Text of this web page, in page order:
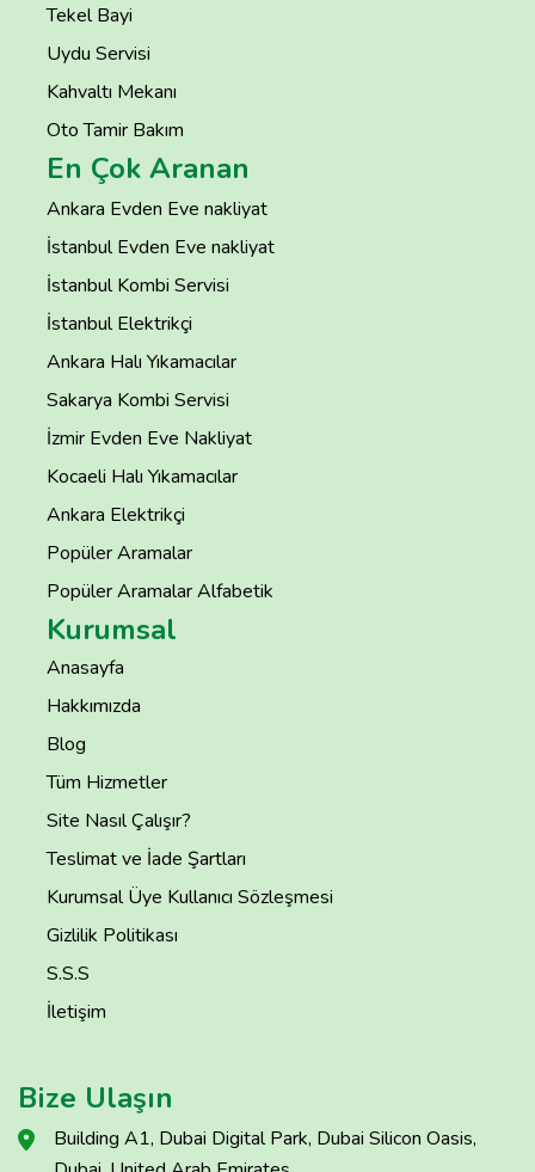
Tekel Bayi
Uydu Servisi
Kahvaltı Mekanı
Oto Tamir Bakım
En Çok Aranan
Ankara Evden Eve nakliyat
İstanbul Evden Eve nakliyat
İstanbul Kombi Servisi
İstanbul Elektrikçi
Ankara Halı Yıkamacılar
Sakarya Kombi Servisi
İzmir Evden Eve Nakliyat
Kocaeli Halı Yıkamacılar
Ankara Elektrikçi
Popüler Aramalar
Popüler Aramalar Alfabetik
Kurumsal
Anasayfa
Hakkımızda
Blog
Tüm Hizmetler
Site Nasıl Çalışır?
Teslimat ve İade Şartları
Kurumsal Üye Kullanıcı Sözleşmesi
Gizlilik Politikası
S.S.S
İletişim
Bize Ulaşın
Building A1, Dubai Digital Park, Dubai Silicon Oasis,